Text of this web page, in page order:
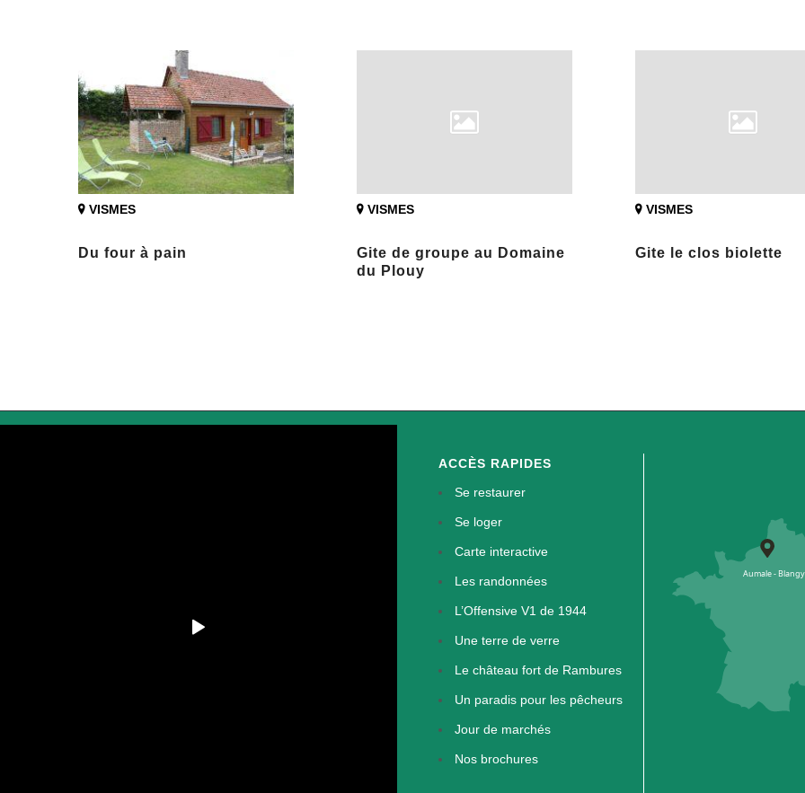
VISMES
Du four à pain
VISMES
Gite de groupe au Domaine
du Plouy
VISMES
Gite le clos biolette
ACCÈS RAPIDES
Se restaurer
Se loger
Carte interactive
Les randonnées
L’Offensive V1 de 1944
Une terre de verre
Le château fort de Rambures
Un paradis pour les pêcheurs
Jour de marchés
Nos brochures